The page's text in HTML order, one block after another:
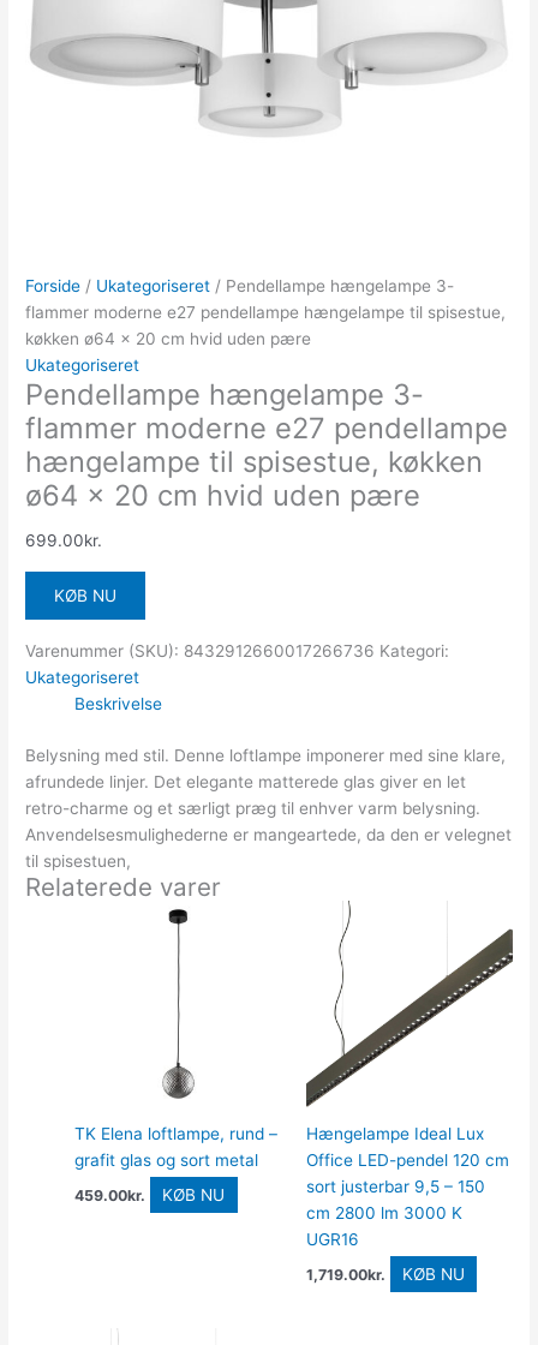
Forside / Ukategoriseret / Pendellampe hængelampe 3-
flammer moderne e27 pendellampe hængelampe til spisestue,
køkken ø64 x 20 cm hvid uden pære
Ukategoriseret
Pendellampe hængelampe 3-
flammer moderne e27 pendellampe
hængelampe til spisestue, køkken
ø64 x 20 cm hvid uden pære
699.00kr.
KØB NU
Varenummer (SKU): 8432912660017266736 Kategori:
Ukategoriseret
Beskrivelse
Belysning med stil. Denne loftlampe imponerer med sine klare,
afrundede linjer. Det elegante matterede glas giver en let
retro-charme og et særligt præg til enhver varm belysning.
Anvendelsesmulighederne er mangeartede, da den er velegnet
til spisestuen,
Relaterede varer
TK Elena loftlampe, rund –
grafit glas og sort metal
459.00kr. KØB NU
Hængelampe Ideal Lux
Office LED-pendel 120 cm
sort justerbar 9,5 – 150
cm 2800 lm 3000 K
UGR16
1,719.00kr. KØB NU